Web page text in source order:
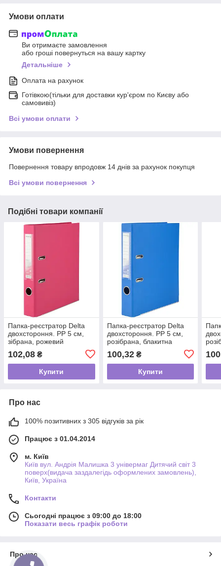
Умови оплати
Ви отримаєте замовлення
або гроші повернуться на вашу картку
Детальніше
Оплата на рахунок
Готівкою(тільки для доставки кур'єром по Києву або
самовивіз)
Всі умови оплати
Умови повернення
Повернення товару впродовж 14 днів за рахунок покупця
Всі умови повернення
Подібні товари компанії
Папка-реєстратор Delta
двохстороння. PP 5 см,
зібрана, рожевий
102,08 ₴
Купити
Папка-реєстратор Delta
двохстороння. PP 5 см,
розібрана, блакитна
100,32₴
Купити
Про нас
100% позитивних з 305 відгуків за рік
Працює з 01.04.2014
м. Київ
Київ вул. Андрія Малишка 3 універмаг Дитячий світ 3
поверх(видача заздалегідь оформлених замовлень),
Київ, Україна
Контакти
Сьогодні працює з 09:00 до 18:00
Показати весь графік роботи
Про нас